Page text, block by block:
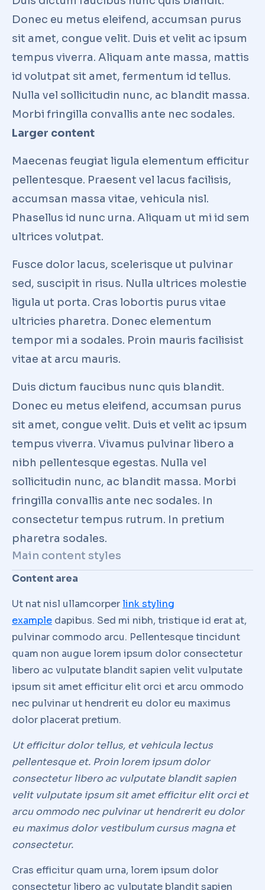
Donec eu metus eleifend, accumsan purus
sit amet, congue velit. Duis et velit ac ipsum
tempus viverra. Aliquam ante massa, mattis
id volutpat sit amet, fermentum id tellus.
Nulla vel sollicitudin nunc, ac blandit massa.
Morbi fringilla convallis ante nec sodales.
Larger content
Maecenas feugiat ligula elementum efficitur
pellentesque. Praesent vel lacus facilisis,
accumsan massa vitae, vehicula nisl.
Phasellus id nunc urna. Aliquam ut mi id sem
ultrices volutpat.
Fusce dolor lacus, scelerisque ut pulvinar
sed, suscipit in risus. Nulla ultrices molestie
ligula ut porta. Cras lobortis purus vitae
ultricies pharetra. Donec elementum
tempor mi a sodales. Proin mauris facilisist
vitae at arcu mauris.
Duis dictum faucibus nunc quis blandit.
Donec eu metus eleifend, accumsan purus
sit amet, congue velit. Duis et velit ac ipsum
tempus viverra. Vivamus pulvinar libero a
nibh pellentesque egestas. Nulla vel
sollicitudin nunc, ac blandit massa. Morbi
fringilla convallis ante nec sodales. In
consectetur tempus rutrum. In pretium
pharetra sodales.
Main content styles
Content area
Ut nat nisl ullamcorperlink styling
example dapibus. Sed mi nibh, tristique id erat at,
pulvinar commodo arcu. Pellentesque tincidunt
quam non augue lorem ipsum dolor consectetur
libero ac vulputate blandit sapien velit vulputate
ipsum sit amet efficitur elit orci et arcu ommodo
nec pulvinar ut hendrerit eu dolor eu maximus
dolor placerat pretium.
Ut efficitur dolor tellus, et vehicula lectus
pellentesque et. Proin lorem ipsum dolor
consectetur libero ac vulputate blandit sapien
velit vulputate ipsum sit amet efficitur elit orci et
arcu ommodo nec pulvinar ut hendrerit eu dolor
eu maximus dolor vestibulum cursus magna et
consectetur.
Cras efficitur quam urna, lorem ipsum dolor
consectetur libero ac vulputate blandit sapien